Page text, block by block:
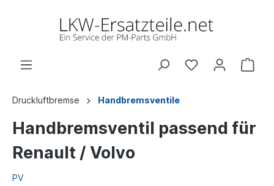
Druckluftbremse Handbremsventile
Handbremsventil passend für
Renault / Volvo
PV